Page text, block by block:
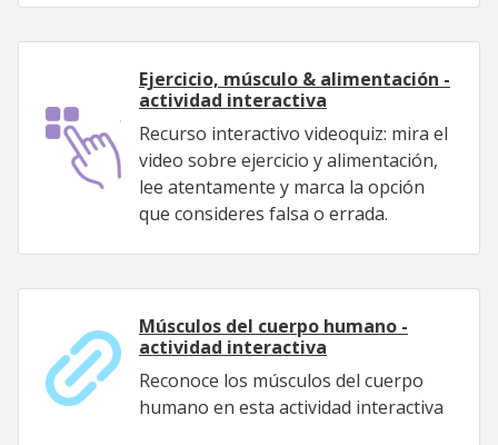
Ejercicio, músculo & alimentación -
actividad interactiva
Recurso interactivo videoquiz: mira el
video sobre ejercicio y alimentación,
lee atentamente y marca la opción
que consideres falsa o errada.
Músculos del cuerpo humano -
actividad interactiva
Reconoce los músculos del cuerpo
humano en esta actividad interactiva